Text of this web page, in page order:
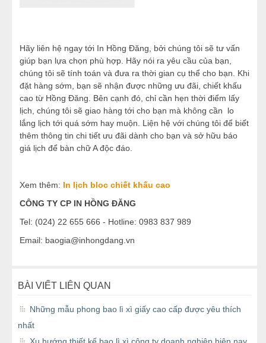
Hãy liên hệ ngay tới In Hồng Đăng, bởi chúng tôi sẽ tư vấn
giúp bạn lựa chọn phù hợp. Hãy nói ra yêu cầu của bạn,
chúng tôi sẽ tính toán và đưa ra thời gian cụ thể cho bạn. Khi
đặt hàng sớm, bạn sẽ nhận được những ưu đãi, chiết khấu
cao từ Hồng Đăng. Bên cạnh đó, chỉ cần hẹn thời điểm lấy
lịch, chúng tôi sẽ giao hàng tới cho bạn mà không cần lo
lắng lịch tới quá sớm hay muộn. Liện hệ với chúng tôi để biết
thêm thông tin chi tiết ưu đãi dành cho bạn và sở hữu báo
giá lịch để bàn chữ A độc đáo.
Xem thêm: In lịch bloc chiết khấu cao
CÔNG TY CP IN HỒNG ĐĂNG
Tel: (024) 22 655 666 - Hotline: 0983 837 989
Email: baogia@inhongdang.vn
BÀI VIẾT LIÊN QUAN
Những mẫu phong bao lì xì giấy cao cấp được yêu thích
nhất